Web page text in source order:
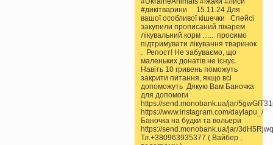
#дикітварини 15.11.24 Для
вашої особливої кішечки Спейсі
закупили прописаний лікарем
лікувальний корм ….. просимо
підтримувати лікування тваринок
. Репост! Не забуваємо, що
маленьких донатів не існує.
Навіть 10 гривень поможуть
закрити питання, якщо всі
допоможуть Дякую Вам Баночка
для допомоги
https://send.monobank.ua/jar/
https://www.instagram.com/daylapu_/
Баночка на будки та вольери
https://send.monobank.ua/jar/
Тл.+380963935377 ( Вайбер ,